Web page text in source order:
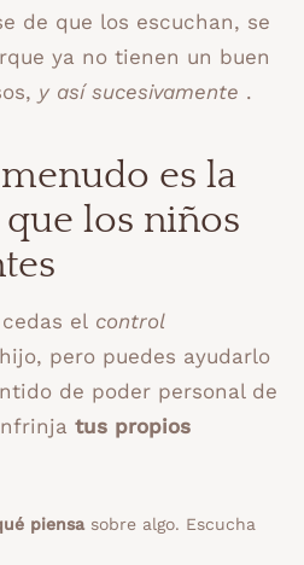
de que los escuchan, se
ya no tienen un buen
y así sucesivamente .
es la
los niños
el control
pero puedes ayudarlo
de poder personal de
tus propios
piensasobre algo. Escucha